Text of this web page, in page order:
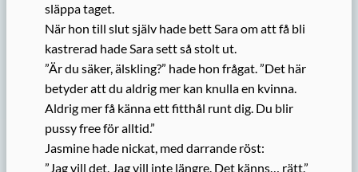
släppa taget.
När hon till slut själv hade bett Sara om att få bli
kastrerad hade Sara sett så stolt ut.
”Är du säker, älskling?” hade hon frågat. ”Det här
betyder att du aldrig mer kan knulla en kvinna.
Aldrig mer få känna ett fitthål runt dig. Du blir
pussy free för alltid.”
Jasmine hade nickat, med darrande röst:
”Jag vill det. Jag vill inte längre. Det känns… rätt.”